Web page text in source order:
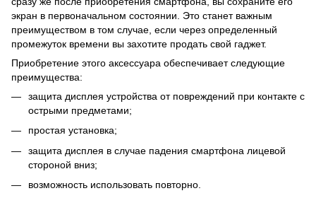
экран в первоначальном состоянии. Это станет важным
преимуществом в том случае, если через определенный
промежуток времени вы захотите продать свой гаджет.
Приобретение этого аксессуара обеспечивает следующие
преимущества:
защита дисплея устройства от повреждений при контакте с
острыми предметами;
простая установка;
защита дисплея в случае падения смартфона лицевой
стороной вниз;
возможность использовать повторно.